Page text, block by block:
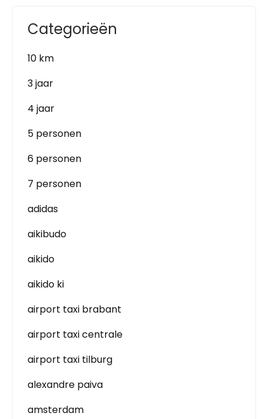
Categorieën
10 km
3 jaar
4 jaar
5 personen
6 personen
7 personen
adidas
aikibudo
aikido
aikido ki
airport taxi brabant
airport taxi centrale
airport taxi tilburg
alexandre paiva
amsterdam